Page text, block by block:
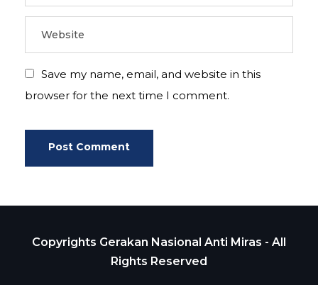
Save my name, email, and website in this
browser for the next time I comment.
Copyrights Gerakan Nasional Anti Miras - All
Rights Reserved